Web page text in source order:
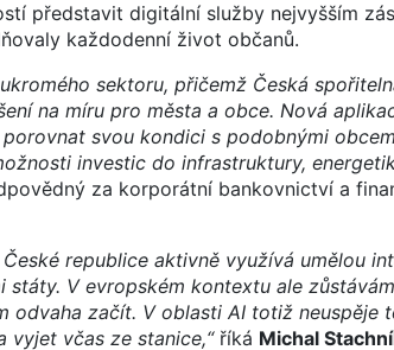
představit digitální služby nejvyšším
každodenní život občanů.
sektoru, přičemž Česká
na míru pro města a obce. Nová
svou kondici s podobnými
investic do infrastruktury,
za korporátní bankovnictví a
republice aktivně využívá umělou
V evropském kontextu ale
odvaha začít. V oblasti AI totiž neuspěje
vyjet včas ze stanice,“říká Michal